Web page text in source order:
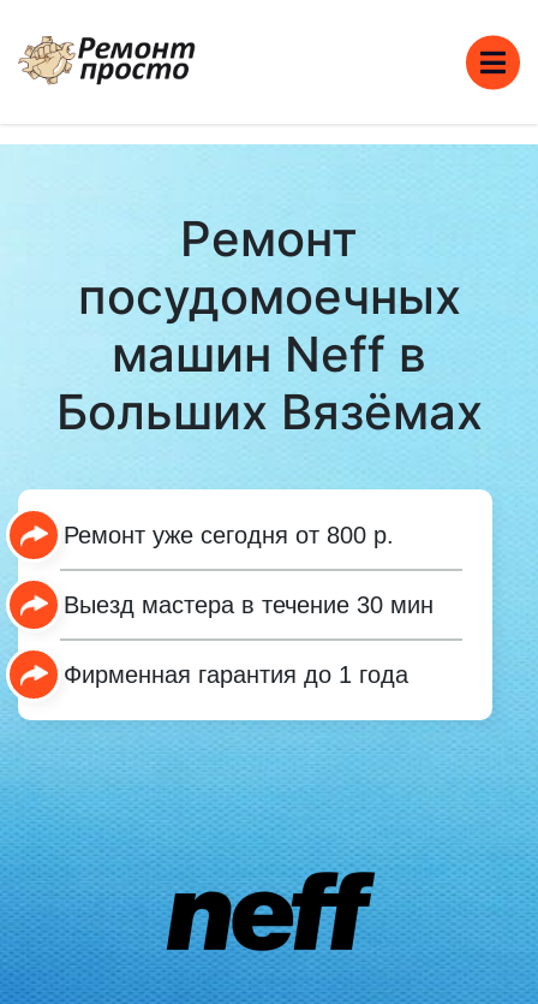
Ремонт
посудомоечных
машин Neff в
Больших Вязёмах
Ремонт уже сегодня от 800 р.
Выезд мастера в течение 30 мин
Фирменная гарантия до 1 года